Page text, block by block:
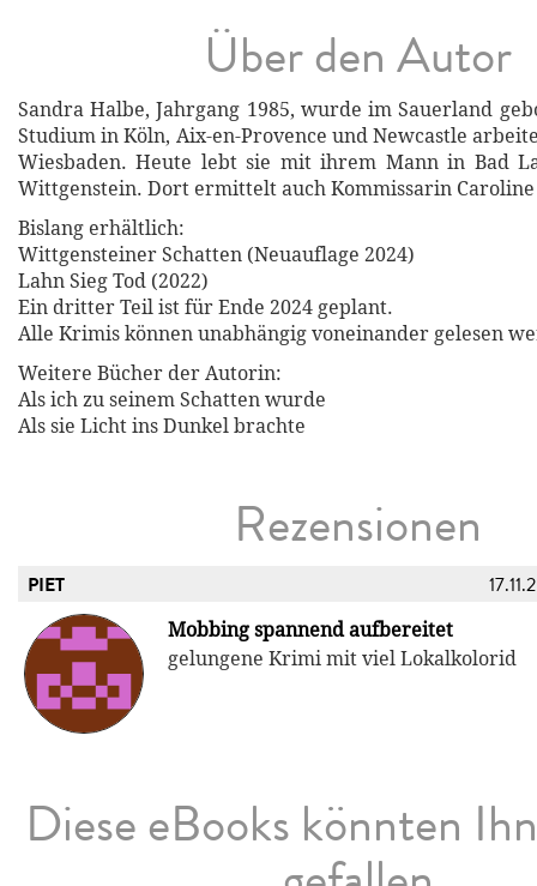
Über den Autor
Sandra Halbe, Jahrgang 1985, wurde im Sauerland
Studium in Köln, Aix-en-Provence und Newcastle
Wiesbaden. Heute lebt sie mit ihrem Mann in Bad
Wittgenstein. Dort ermittelt auch Kommissarin
Bislang erhältlich:
Wittgensteiner Schatten (Neuauflage 2024)
Lahn Sieg Tod (2022)
Ein dritter Teil ist für Ende 2024 geplant.
Alle Krimis können unabhängig voneinander gelesen
Weitere Bücher der Autorin:
Als ich zu seinem Schatten wurde
Als sie Licht ins Dunkel brachte
Rezensionen
PIET
Mobbing spannend aufbereitet
gelungene Krimi mit viel Lokalkolorid
Diese eBooks könnten